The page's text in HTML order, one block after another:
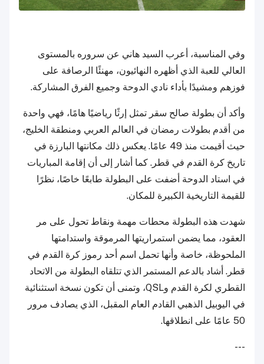
وفي المناسبة، أعرب السيد هاني عن سروره بالمستوى
العالي للعبة الذي أظهره النهائيون، مهنئًا الرصافة على
فوزهم ومشيدًا بأداء نادي الدوحة وجميع الفرق المشاركة.
وأكد أن بطولة صالح سقر تمثل إرثًا رياضيًا هامًا، فهي واحدة
من أقدم بطولات رمضان في العالم العربي ومنطقة الخليج،
حيث أقيمت منذ 49 عامًا. يعكس ذلك مكانتها البارزة في
تاريخ كرة القدم في قطر. كما أشار إلى أن إقامة المباريات
في استاد الدوحة أضفت على البطولة طابعًا خاصًا، نظرًا
للقيمة التاريخية الكبيرة للمكان.
شهدت هذه البطولة محطات مهمة ونقاط تحول على مر
العقود، مما يضمن استمراريتها المرموقة واستدامتها
الملحوظة، خاصة وأنها تحمل اسم أحد رموز كرة القدم في
قطر. أشاد بالدعم المستمر الذي تتلقاه البطولة من الاتحاد
القطري لكرة القدم وQSL، وتمنى أن تكون نسخة استثنائية
في اليوبيل الذهبي القادم العام المقبل، الذي يصادف مرور
50 عامًا على انطلاقها.
---